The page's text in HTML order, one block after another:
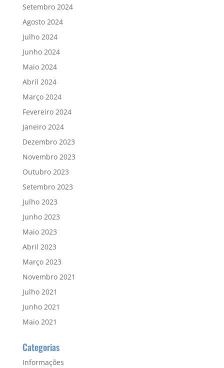
Setembro 2024
Agosto 2024
Julho 2024
Junho 2024
Maio 2024
Abril 2024
Março 2024
Fevereiro 2024
Janeiro 2024
Dezembro 2023
Novembro 2023
Outubro 2023
Setembro 2023
Julho 2023
Junho 2023
Maio 2023
Abril 2023
Março 2023
Novembro 2021
Julho 2021
Junho 2021
Maio 2021
Categorias
Informações